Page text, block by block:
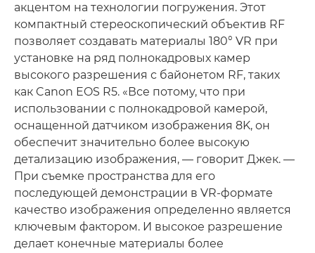
акцентом на технологии погружения. Этот
компактный стереоскопический объектив RF
позволяет создавать материалы 180° VR при
установке на ряд полнокадровых камер
высокого разрешения с байонетом RF, таких
как Canon EOS R5. «Все потому, что при
использовании с полнокадровой камерой,
оснащенной датчиком изображения 8K, он
обеспечит значительно более высокую
детализацию изображения, — говорит Джек. —
При съемке пространства для его
последующей демонстрации в VR-формате
качество изображения определенно является
ключевым фактором. И высокое разрешение
делает конечные материалы более